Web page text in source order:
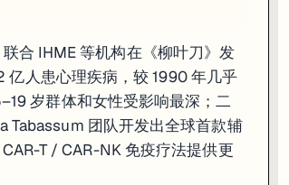
合 IHME 等机构在《柳叶刀》发
人患心理疾病，较 1990 年几乎
岁群体和女性受影响最深；二
Tabassum 团队开发出全球首款辅
T / CAR-NK 免疫疗法提供更